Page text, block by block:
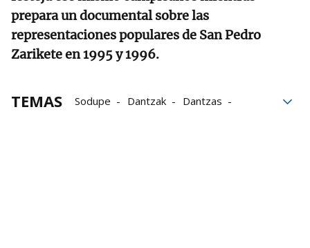
prepara un documental sobre las
representaciones populares de San Pedro
Zarikete en 1995 y 1996.
TEMAS Sodupe Dantzak
Dantzas